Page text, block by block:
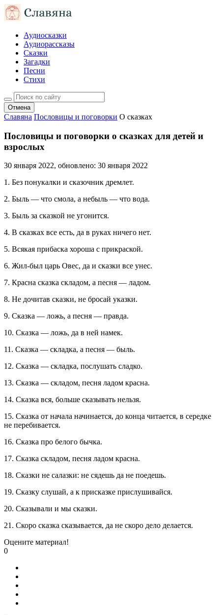
Аудиосказки
Аудиорассказы
Сказки
Загадки
Песни
Стихи
Отмена
Славяна Пословицы и поговорки О сказках
Пословицы и поговорки о сказках для детей и
взрослых
30 января 2022, обновлено: 30 января 2022
1. Без понукалки и сказочник дремлет.
2. Быль — что смола, а небыль — что вода.
3. Быль за сказкой не угонится.
4. В сказках все есть, да в руках ничего нет.
5. Всякая прибаска хороша с прикраской.
6. Жил-был царь Овес, да и сказки все унес.
7. Красна сказка складом, а песня — ладом.
8. Не дочитав сказки, не бросай указки.
9. Сказка — ложь, а песня — правда.
10. Сказка — ложь, да в ней намек.
11. Сказка — складка, а песня — быль.
12. Сказка — складка, послушать сладко.
13. Сказка — складом, песня ладом красна.
14. Сказка вся, больше сказывать нельзя.
15. Сказка от начала начинается, до конца читается, в середке
не перебивается.
16. Сказка про белого бычка.
17. Сказка складом, песня ладом красна.
18. Сказки не салазки: не сядешь да не поедешь.
19. Сказку слушай, а к присказке прислушивайся.
20. Сказывали и мы сказки.
21. Скоро сказка сказывается, да не скоро дело делается.
Оцените материал!
0